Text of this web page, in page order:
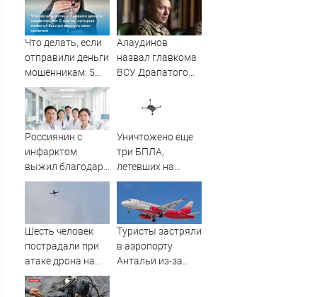
послу Украины
операции
Что делать, если
отправили деньги
мошенникам: 5
шагов, которые
помогут быстро
вернуть свои
кровные
Алаудинов
назвал главкома
ВСУ Драпатого
националистом и
русофобом
Россиянин с
инфарктом
выжил благодаря
приложению в
Шанхае
Уничтожено еще
три БПЛА,
летевших на
Москву
Шесть человек
пострадали при
атаке дрона на
Ильский НПЗ
Туристы застряли
в аэропорту
Антальи из-за